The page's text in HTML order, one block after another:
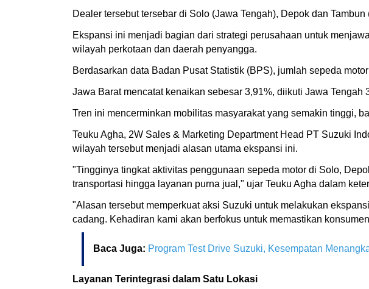
Dealer tersebut tersebar di Solo (Jawa Tengah), Depok dan
Ekspansi ini menjadi bagian dari strategi perusahaan untuk
wilayah perkotaan dan daerah penyangga.
Berdasarkan data Badan Pusat Statistik (BPS), jumlah sepeda
Jawa Barat mencatat kenaikan sebesar 3,91%, diikuti Jawa Tengah
Tren ini mencerminkan mobilitas masyarakat yang semakin tinggi,
Teuku Agha, 2W Sales & Marketing Department Head PT Suzuki
wilayah tersebut menjadi alasan utama ekspansi ini.
"Tingginya tingkat aktivitas penggunaan sepeda motor di Solo,
transportasi hingga layanan purna jual," ujar Teuku Agha dalam
"Alasan tersebut memperkuat aksi Suzuki untuk melakukan
cadang. Kehadiran kami akan berfokus untuk memastikan
Baca Juga: Program Test Drive Suzuki, Kesempatan
Layanan Terintegrasi dalam Satu Lokasi